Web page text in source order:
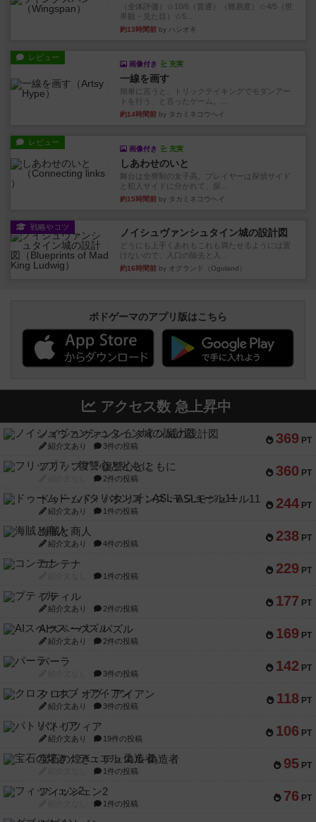
（全体評価）☆10/6（普通）（難易度）☆4/5（世
界観・見た目）☆5...
約13時間前 by ハシオキ
レビュー
画像付き 充実
一線を画す
簡単に言うと、トリックテイキングでモダンアー
トを行う、と言ったゲーム。...
約14時間前 by タカミネコウヘイ
レビュー
画像付き 充実
しあわせのいと
舞台は全寮制の女子高。プレイヤーは探偵サイド
と犯人サイドに分かれて、探...
約15時間前 by タカミネコウヘイ
戦略やコツ ノイシュヴァンシュタイン城の設計図
どうにも上手くあれもこれも満たせるようには置
けないので、入口の除去と入...
約16時間前 by オグランド（Oguland）
ボドゲーマのアプリ版はこちら
アクセス数 急上昇中
369 PT
ノイシュヴァンシュタイン城の設計図
紹介文あり 3件の投稿
360 PT
フリップ７：復讐心とともに
2件の投稿
244 PT
ドゥームド・バタリオンズ：ASLモジュール11
紹介文あり 1件の投稿
238 PT
海賊と商人
紹介文あり 4件の投稿
229 PT
コンテナ
1件の投稿
177 PT
プティル
紹介文あり 2件の投稿
169 PT
AIスペース・パズル
紹介文あり 2件の投稿
142 PT
パーラ
3件の投稿
118 PT
クロス・オブ・アイアン
紹介文あり 3件の投稿
106 PT
パトリツィア
紹介文あり 19件の投稿
95 PT
宝石の煌き：デュエル 偽造者
1件の投稿
76 PT
フィッシェン2
1件の投稿